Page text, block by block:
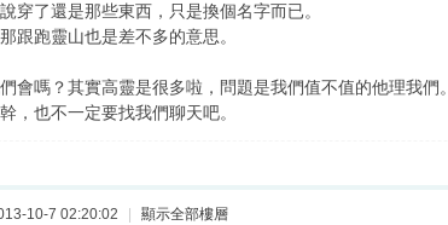
穿了還是那些東西，只是換個名字而已。
跟跑靈山也是差不多的意思。
會嗎？其實高靈是很多啦，問題是我們值不值的他理我們。
，也不一定要找我們聊天吧。
10-7 02:20:02 | 顯示全部樓層